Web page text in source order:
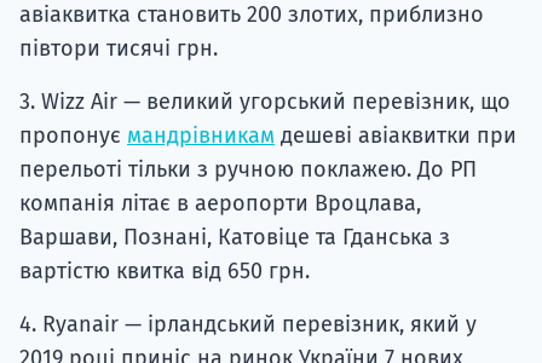
авіаквитка становить 200 злотих, приблизно
півтори тисячі грн.
3. Wizz Air — великий угорський перевізник, що
пропонує мандрівникам дешеві авіаквитки при
перельоті тільки з ручною поклажею. До РП
компанія літає в аеропорти Вроцлава,
Варшави, Познані, Катовіце та Гданська з
вартістю квитка від 650 грн.
4. Ryanair — ірландський перевізник, який у